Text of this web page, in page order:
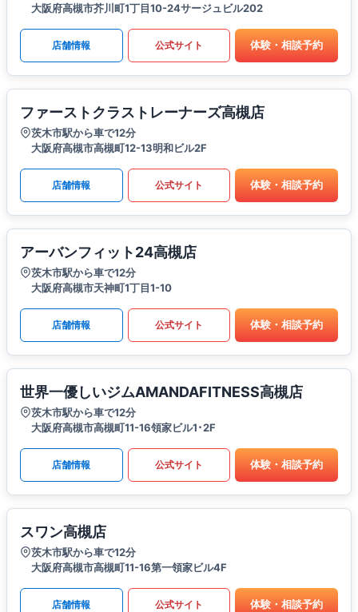
大阪府高槻市芥川町1丁目10-24サージュビル202
店舗情報 公式サイト 体験・相談予約
ファーストクラストレーナーズ高槻店
茨木市駅から車で12分
大阪府高槻市高槻町12-13明和ビル2F
店舗情報 公式サイト 体験・相談予約
アーバンフィット24高槻店
茨木市駅から車で12分
大阪府高槻市天神町1丁目1-10
店舗情報 公式サイト 体験・相談予約
世界一優しいジムAMANDAFITNESS高槻店
茨木市駅から車で12分
大阪府高槻市高槻町11-16領家ビル1･2F
店舗情報 公式サイト 体験・相談予約
スワン高槻店
茨木市駅から車で12分
大阪府高槻市高槻町11-16第一領家ビル4F
店舗情報 公式サイト 体験・相談予約